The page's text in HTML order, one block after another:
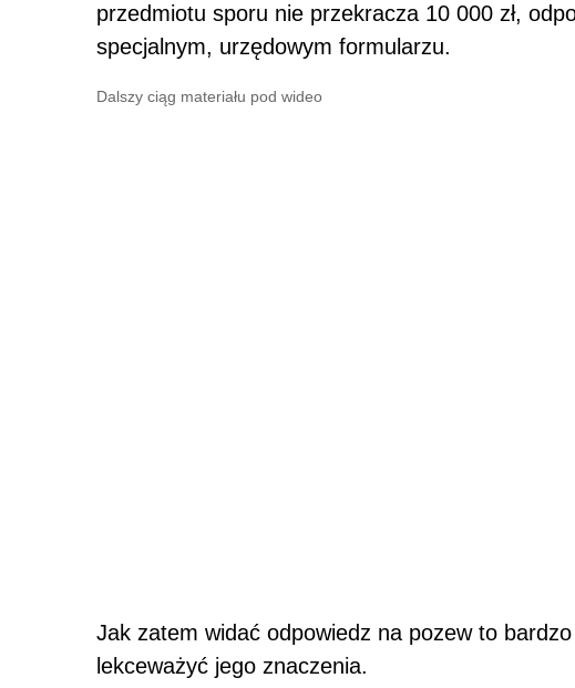
przedmiotu sporu nie przekracza 10 000 zł,
specjalnym, urzędowym formularzu.
Dalszy ciąg materiału pod wideo
Jak zatem widać odpowiedz na pozew to
lekceważyć jego znaczenia.